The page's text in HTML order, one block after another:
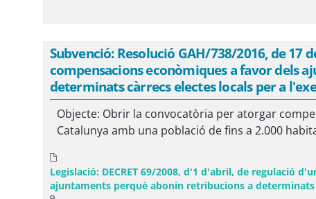
Subvenció: Resolució GAH/738/2016, de
compensacions econòmiques a favor dels
determinats càrrecs electes locals per a
Objecte: Obrir la convocatòria per atorgar
Catalunya amb una població de fins a 2.000
Legislació: DECRET 69/2008, d'1 d'abril, de regulació
ajuntaments perquè abonin retribucions a determinats